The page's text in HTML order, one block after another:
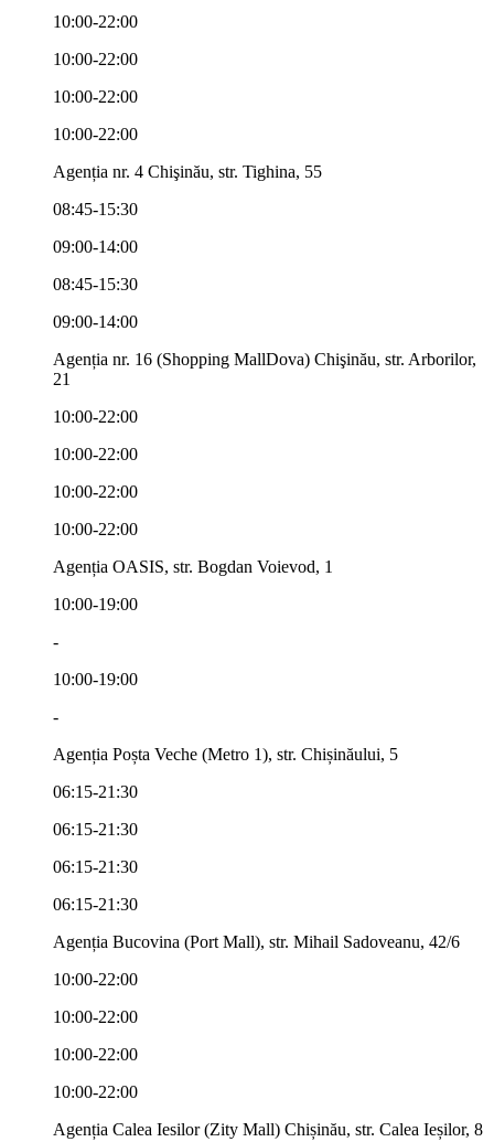
10:00-22:00
10:00-22:00
10:00-22:00
10:00-22:00
Agenția nr. 4 Chişinău, str. Tighina, 55
08:45-15:30
09:00-14:00
08:45-15:30
09:00-14:00
Agenția nr. 16 (Shopping MallDova) Chişinău, str. Arborilor,
21
10:00-22:00
10:00-22:00
10:00-22:00
10:00-22:00
Agenția OASIS, str. Bogdan Voievod, 1
10:00-19:00
-
10:00-19:00
-
Agenția Poșta Veche (Metro 1), str. Chișinăului, 5
06:15-21:30
06:15-21:30
06:15-21:30
06:15-21:30
Agenția Bucovina (Port Mall), str. Mihail Sadoveanu, 42/6
10:00-22:00
10:00-22:00
10:00-22:00
10:00-22:00
Agenția Calea Iesilor (Zity Mall) Chișinău, str. Calea Ieșilor, 8